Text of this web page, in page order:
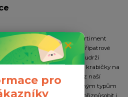
představuje ucelený sortiment
Zajímavé jsou dvou a třípatrové
plastu. V zavřeném stavu udrží
ceny vám nabízíme i krabičky na
mušky atd. Řada modelů z naší
inovace oproti běžně nabízeným typům
vedeny snahou maximálně přizpůsobit i
pro